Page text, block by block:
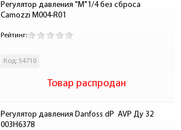
Регулятор давления "М"1/4 без сброса
Camozzi М004-R01
Рейтинг:
Код: 54710
Товар распродан
Регулятор давления Danfoss dP  AVP Ду 32
003H6378